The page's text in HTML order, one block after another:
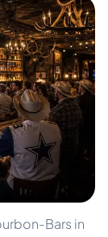
Bars in